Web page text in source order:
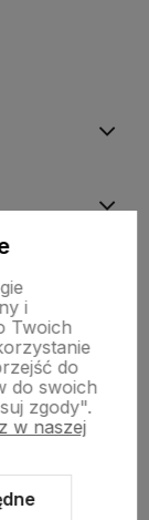
i
Twoich
do
do swoich
zgody".
w naszej